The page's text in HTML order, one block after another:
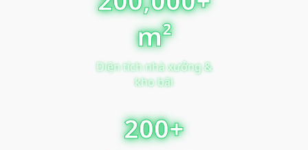
m²
Diện tích nhà xưởng &
kho bãi
200+